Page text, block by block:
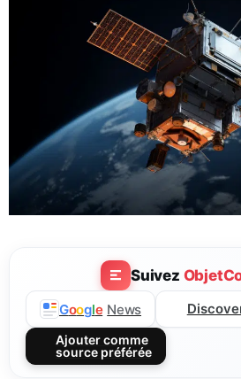
Suivez
Google News
Ajouter comme
source préférée